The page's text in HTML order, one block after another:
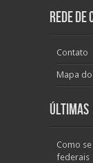
Rede de
Contato
Mapa
Últimas
Como
federais